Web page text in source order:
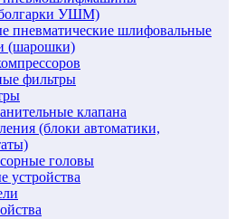
УШМ)
пневматические шлифовальные
(шарошки)
фильтры
клапана
(блоки автоматики,
головы
устройства